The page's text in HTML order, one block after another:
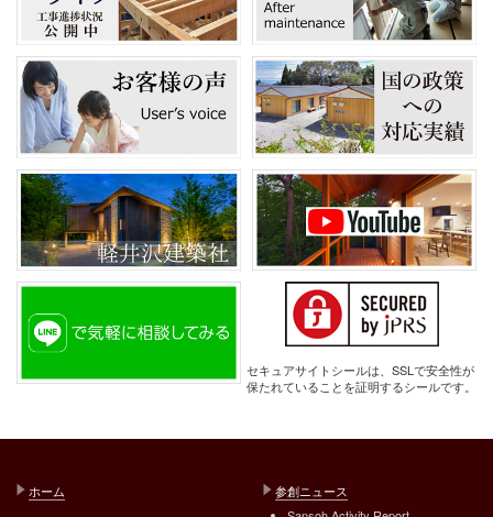
セキュアサイトシールは、SSLで安全性が
保たれていることを証明するシールです。
ホーム
参創ニュース